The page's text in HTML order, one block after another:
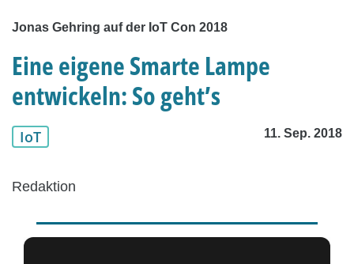
Jonas Gehring auf der IoT Con 2018
Eine eigene Smarte Lampe
entwickeln: So geht’s
IoT 11. Sep. 2018
Redaktion